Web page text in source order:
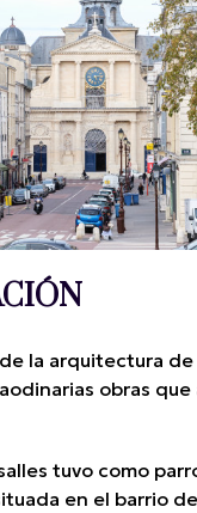
la arquitectura
obras
tuvo como
en el barrio